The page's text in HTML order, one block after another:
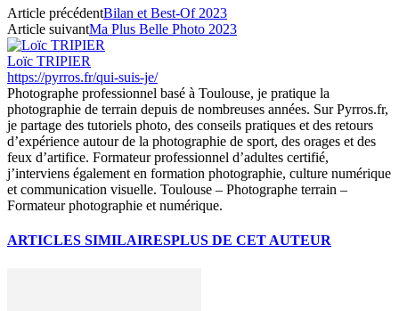
Article précédentBilan et Best-Of 2023
Article suivantMa Plus Belle Photo 2023
Loïc TRIPIER
https://pyrros.fr/qui-suis-je/
Photographe professionnel basé à Toulouse, je pratique la
photographie de terrain depuis de nombreuses années. Sur Pyrros.fr,
je partage des tutoriels photo, des conseils pratiques et des retours
d’expérience autour de la photographie de sport, des orages et des
feux d’artifice. Formateur professionnel d’adultes certifié,
j’interviens également en formation photographie, culture numérique
et communication visuelle. Toulouse – Photographe terrain –
Formateur photographie et numérique.
ARTICLES SIMILAIRESPLUS DE CET AUTEUR